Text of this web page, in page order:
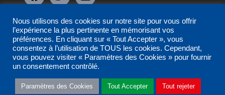
Nous contacter
Nos partenaires
Nous utilisons des cookies sur notre site pour vous offrir
l’expérience la plus pertinente en mémorisant vos
préférences. En cliquant sur « Tout Accepter », vous
consentez à l’utilisation de TOUS les cookies. Cependant,
vous pouvez visiter « Paramètres des Cookies » pour fournir
un consentement contrôlé.
Paramètres des Cookies Tout Accepter Tout rejeter